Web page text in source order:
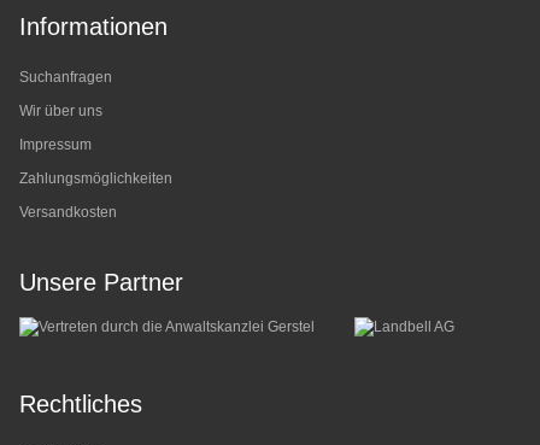
Informationen
Suchanfragen
Wir über uns
Impressum
Zahlungsmöglichkeiten
Versandkosten
Unsere Partner
Rechtliches